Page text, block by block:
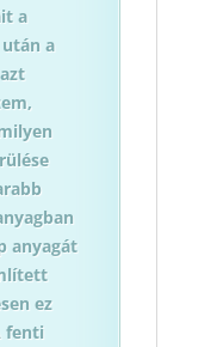
a
a
anyagát
ez
fenti